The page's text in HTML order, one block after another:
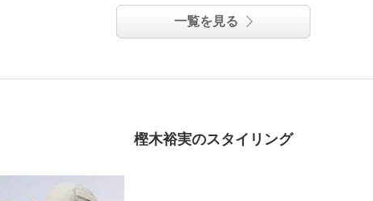
サイズ 樫木裕実がたどり着い
一覧を見る
樫木裕実のスタイリング